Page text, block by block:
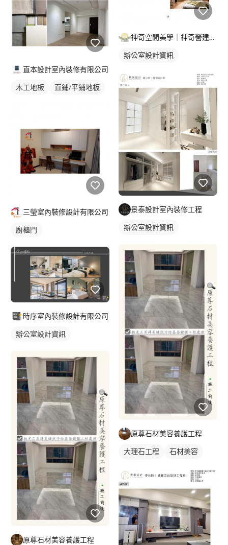
直本設計室內裝修有限公司
木工地板 直鋪/平鋪地板
三瑩室內裝修設計有限公司
廚櫃門
時序室內裝修設計有限公司
辦公室設計資訊
原尊石材美容養護工程
神奇空間美學｜神奇營建集團｜神奇室內設計
辦公室設計資訊
景泰設計室內裝修工程
辦公室設計資訊
原尊石材美容養護工程
大理石工程
石材美容